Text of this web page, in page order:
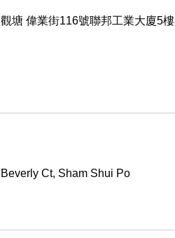
觀塘 偉業街116號聯邦工業大廈5樓
Beverly Ct, Sham Shui Po